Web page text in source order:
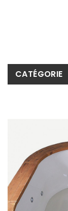
CATÉGORIE